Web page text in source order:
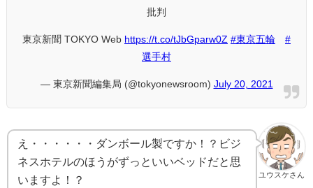
批判
東京新聞 TOKYO Web https://t.co/tJbGparw0Z #東京五輪
#
選手村
— 東京新聞編集局 (@tokyonewsroom) July 20, 2021
ユウスケさん
え・・・・・・ダンボール製ですか！？ビジ
ネスホテルのほうがずっといいベッドだと思
いますよ！？